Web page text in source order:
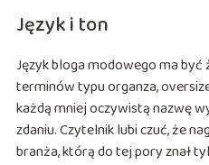
Język i ton
Język bloga modowego ma być
terminów typu organza,
każdą mniej oczywistą nazwę
zdaniu. Czytelnik lubi czuć, że
branża, którą do tej pory znał